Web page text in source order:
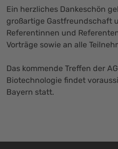
Ein herzliches Dankeschön
großartige Gastfreundschaft
Referentinnen und
Vorträge sowie an alle
Das kommende Treffen der
Biotechnologie findet
Bayern statt.